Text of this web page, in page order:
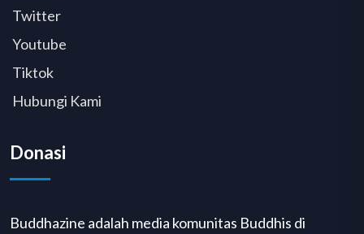
Twitter
Youtube
Tiktok
Hubungi Kami
Donasi
Buddhazine adalah media komunitas Buddhis di